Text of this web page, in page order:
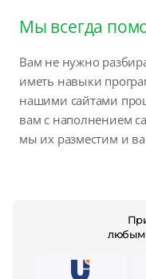
Мы всегда
Вам не нужно
иметь навыки
нашими сайтами
вам с наполнением
мы их разместим и
любым